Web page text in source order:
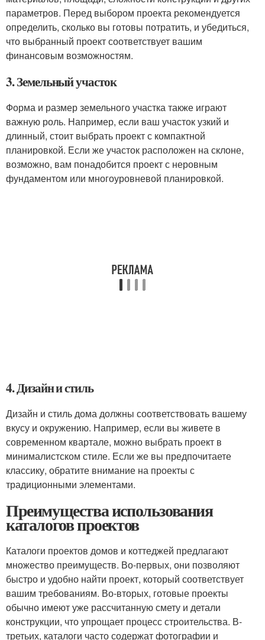
параметров. Перед выбором проекта рекомендуется
определить, сколько вы готовы потратить, и убедиться,
что выбранный проект соответствует вашим
финансовым возможностям.
3. Земельный участок
Форма и размер земельного участка также играют
важную роль. Например, если ваш участок узкий и
длинный, стоит выбрать проект с компактной
планировкой. Если же участок расположен на склоне,
возможно, вам понадобится проект с неровным
фундаментом или многоуровневой планировкой.
4. Дизайн и стиль
Дизайн и стиль дома должны соответствовать вашему
вкусу и окружению. Например, если вы живете в
современном квартале, можно выбрать проект в
минималистском стиле. Если же вы предпочитаете
классику, обратите внимание на проекты с
традиционными элементами.
Преимущества использования
каталогов проектов
Каталоги проектов домов и коттеджей предлагают
множество преимуществ. Во-первых, они позволяют
быстро и удобно найти проект, который соответствует
вашим требованиям. Во-вторых, готовые проекты
обычно имеют уже рассчитанную смету и детали
конструкции, что упрощает процесс строительства. В-
третьих, каталоги часто содержат фотографии и